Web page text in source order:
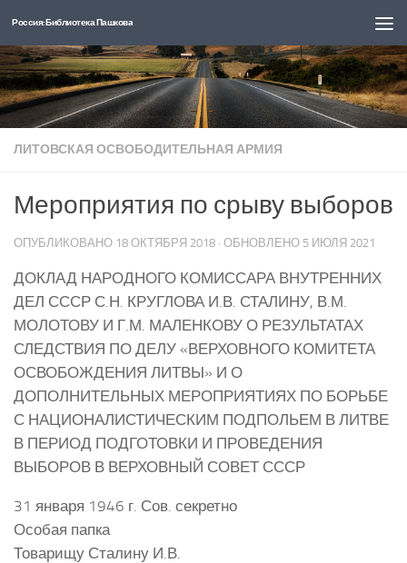
Перейти к содержимому
Россия: Библиотека Пашкова
ЛИТОВСКАЯ ОСВОБОДИТЕЛЬНАЯ АРМИЯ
Мероприятия по срыву выборов
ОПУБЛИКОВАНО 18 ОКТЯБРЯ 2018 · ОБНОВЛЕНО 5 ИЮЛЯ 2021
ДОКЛАД НАРОДНОГО КОМИССАРА ВНУТРЕННИХ
ДЕЛ СССР С.Н. КРУГЛОВА И.В. СТАЛИНУ, В.М.
МОЛОТОВУ И Г.М. МАЛЕНКОВУ О РЕЗУЛЬТАТАХ
СЛЕДСТВИЯ ПО ДЕЛУ «ВЕРХОВНОГО КОМИТЕТА
ОСВОБОЖДЕНИЯ ЛИТВЫ» И О
ДОПОЛНИТЕЛЬНЫХ МЕРОПРИЯТИЯХ ПО БОРЬБЕ
С НАЦИОНАЛИСТИЧЕСКИМ ПОДПОЛЬЕМ В ЛИТВЕ
В ПЕРИОД ПОДГОТОВКИ И ПРОВЕДЕНИЯ
ВЫБОРОВ В ВЕРХОВНЫЙ СОВЕТ СССР
31 января 1946 г. Сов. секретно
Особая папка
Товарищу Сталину И.В.